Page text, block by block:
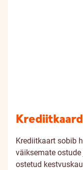
Krediitkaart sobib
väiksemate
ostetud